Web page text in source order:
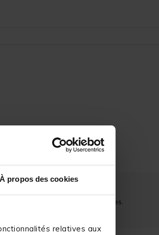
À propos des cookies
relatives aux
été à la hauteur de vos attentes.